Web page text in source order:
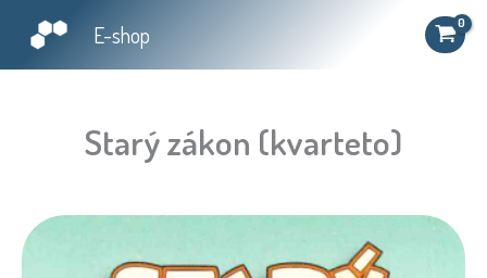
obsah
E-shop
Starý zákon (kvarteto)
množství